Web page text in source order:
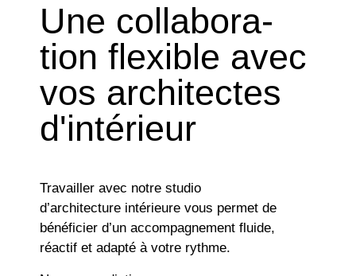
Une collabora-
tion flexible avec
vos architectes
d'intérieur
Travailler avec notre studio
d’architecture intérieure vous permet de
bénéficier d’un accompagnement fluide,
réactif et adapté à votre rythme.